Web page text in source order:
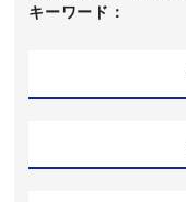
キーワード